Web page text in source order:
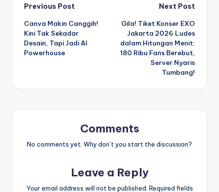
Post
navigation
Previous Post
Canva Makin Canggih!
Kini Tak Sekadar
Desain, Tapi Jadi AI
Powerhouse
Next Post
Gila! Tiket Konser EXO
Jakarta 2026 Ludes
dalam Hitungan Menit:
180 Ribu Fans Berebut,
Server Nyaris
Tumbang!
Comments
No comments yet. Why don’t you start the discussion?
Leave a Reply
Your email address will not be published. Required fields